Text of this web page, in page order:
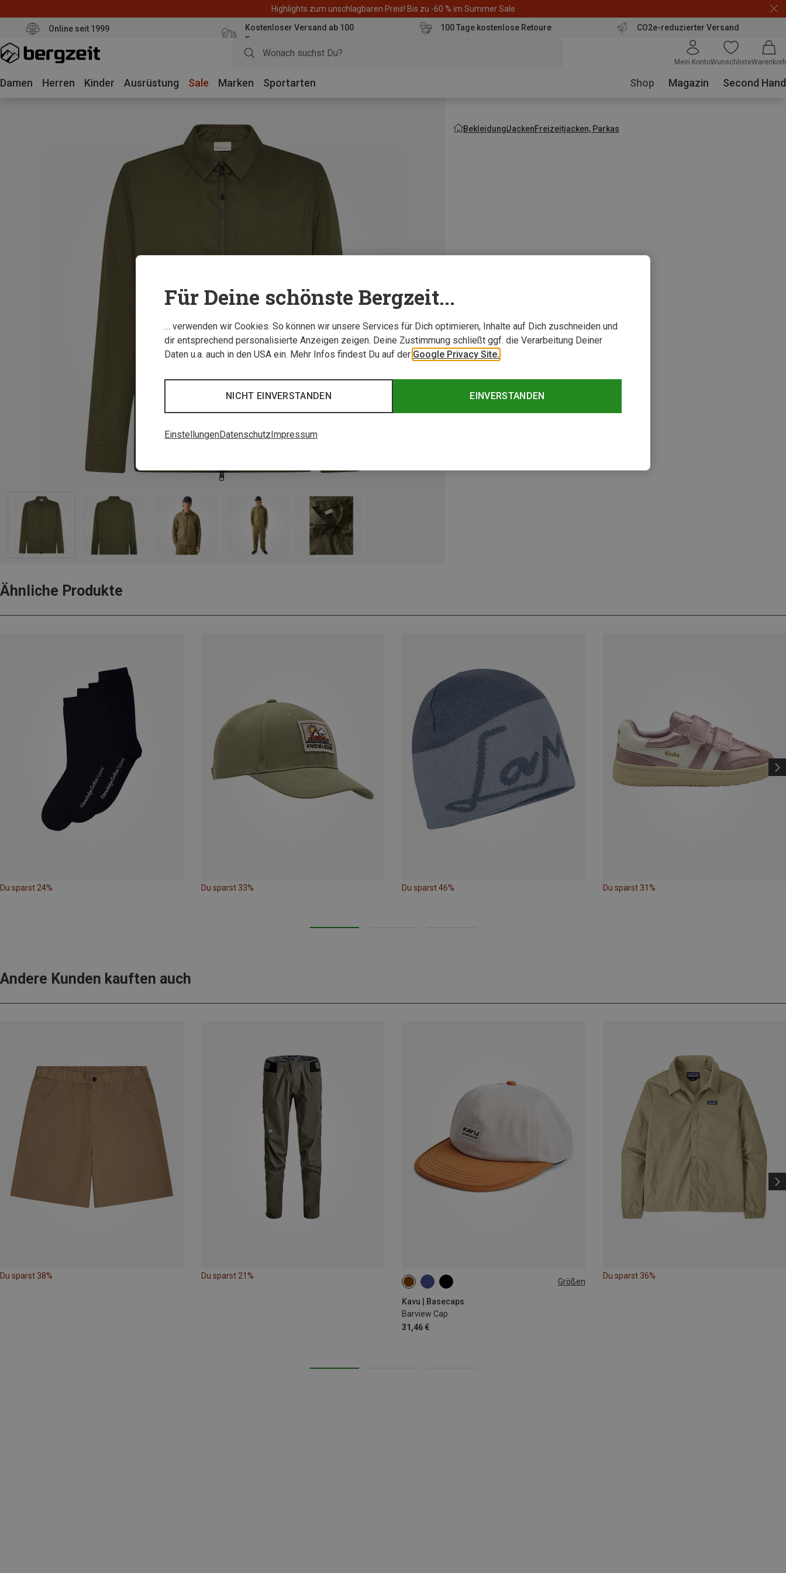
Highlights zum unschlagbaren Preis! Bis zu -60 % im Summer Sale
Online seit 1999
Kostenloser Versand ab 100
Euro
100 Tage kostenlose Retoure CO2e-reduzierter Versand
Mein KontoWunschlisteWarenkorb
Damen Herren Kinder Ausrüstung Sale Marken Sportarten Shop Magazin Second Hand
BekleidungJackenFreizeitjacken, Parkas
Ähnliche Produkte
Du sparst 24% Du sparst 33% Du sparst 46% Du sparst 31%
Andere Kunden kauften auch
Du sparst 38% Du sparst 21%
Größen
Kavu | Basecaps
Barview Cap
31,46 €
ONE SIZE
Du sparst 36%
Für Deine schönste Bergzeit...
… verwenden wir Cookies. So können wir unsere Services für Dich optimieren, Inhalte auf Dich zuschneiden und
dir entsprechend personalisierte Anzeigen zeigen. Deine Zustimmung schließt ggf. die Verarbeitung Deiner
Daten u.a. auch in den USA ein. Mehr Infos findest Du auf der Google Privacy Site.
EINVERSTANDEN
NICHT EINVERSTANDEN
EinstellungenDatenschutzImpressum